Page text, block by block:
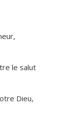
le salut
Dieu,